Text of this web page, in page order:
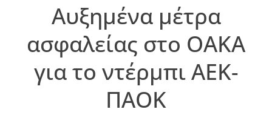
Αυξημένα μέτρα
ασφαλείας στο ΟΑΚΑ
για το ντέρμπι ΑΕΚ-
ΠΑΟΚ